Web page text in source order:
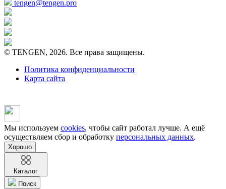
tengen@tengen.pro
© TENGEN, 2026. Все права защищены.
Политика конфиденциальности
Карта сайта
Мы используем cookies, чтобы сайт работал лучше. А ещё
осуществляем сбор и обработку персональных данных.
Хорошо
Каталог
Поиск